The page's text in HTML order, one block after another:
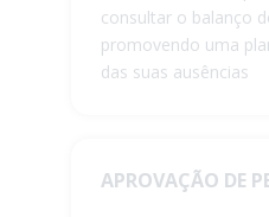
consultar o balanço
promovendo uma
das suas ausências
APROVAÇÃO DE